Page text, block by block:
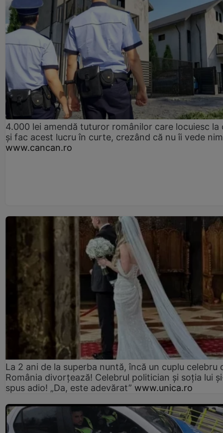
4.000 lei amendă tuturor românilor care locuiesc la
și fac acest lucru în curte, crezând că nu îi vede
www.cancan.ro
La 2 ani de la superba nuntă, încă un cuplu celebru
România divorțează! Celebrul politician și soția lui
spus adio! „Da, este adevărat” www.unica.ro